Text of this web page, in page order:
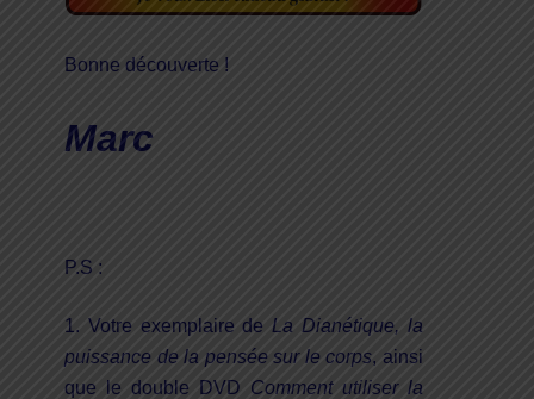
Bonne découverte !
Marc
P.S :
1. Votre exemplaire deLa Dianétique, la
puissance de la pensée sur le corps, ainsi
que le double DVD Comment utiliser la